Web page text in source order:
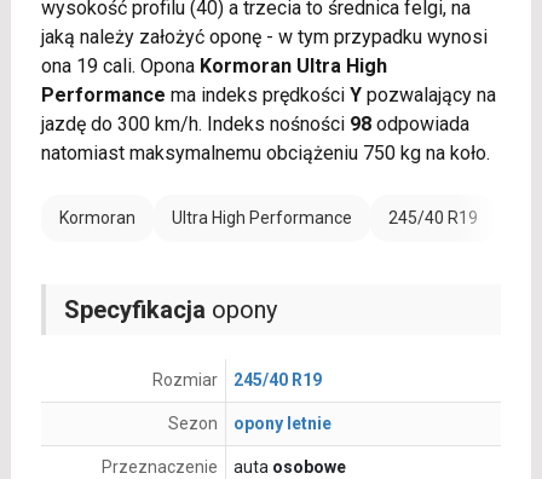
wysokość profilu (40) a trzecia to średnica felgi, na
jaką należy założyć oponę - w tym przypadku wynosi
ona 19 cali. Opona Kormoran Ultra High
Performance ma indeks prędkości Ypozwalający na
jazdę do 300 km/h. Indeks nośności 98odpowiada
natomiast maksymalnemu obciążeniu 750 kg na koło.
Kormoran Ultra High Performance 245/40 R19
Specyfikacja opony
Rozmiar 245/40 R19
Sezon opony letnie
Przeznaczenie auta osobowe